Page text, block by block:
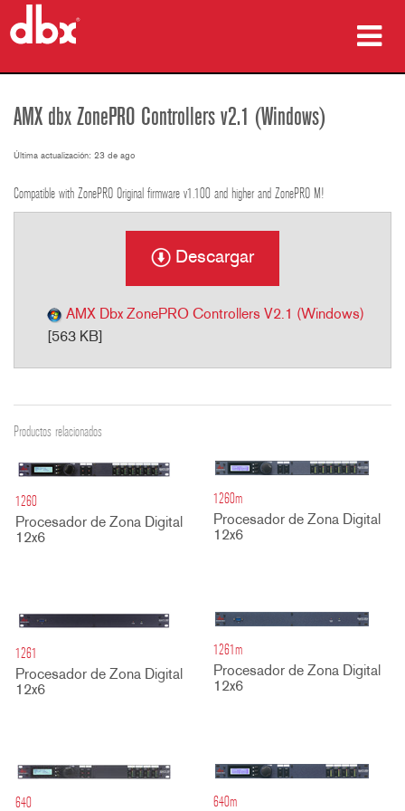
AMX dbx ZonePRO Controllers v2.1 (Windows)
Última actualización: 23 de ago
Compatible with ZonePRO Original firmware v1.100 and higher and ZonePRO M!
Descargar
AMX Dbx ZonePRO Controllers V2.1 (Windows)
[563 KB]
Productos relacionados
1260
Procesador de Zona Digital
12x6
1260m
Procesador de Zona Digital
12x6
1261
Procesador de Zona Digital
12x6
1261m
Procesador de Zona Digital
12x6
640 640m